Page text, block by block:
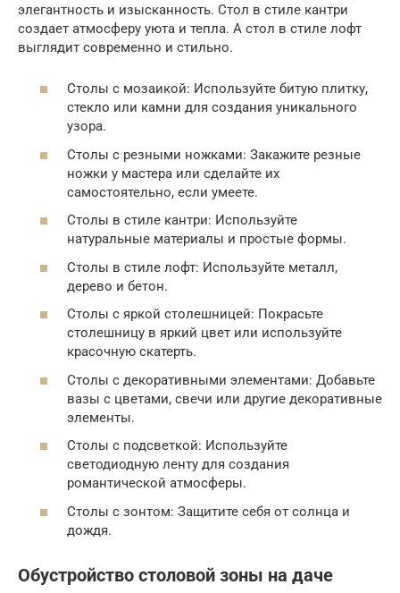
элегантность и изысканность. Стол в стиле кантри
создает атмосферу уюта и тепла. А стол в стиле лофт
выглядит современно и стильно.
Столы с мозаикой: Используйте битую плитку,
стекло или камни для создания уникального
узора.
Столы с резными ножками: Закажите резные
ножки у мастера или сделайте их
самостоятельно, если умеете.
Столы в стиле кантри: Используйте
натуральные материалы и простые формы.
Столы в стиле лофт: Используйте металл,
дерево и бетон.
Столы с яркой столешницей: Покрасьте
столешницу в яркий цвет или используйте
красочную скатерть.
Столы с декоративными элементами: Добавьте
вазы с цветами, свечи или другие декоративные
элементы.
Столы с подсветкой: Используйте
светодиодную ленту для создания
романтической атмосферы.
Столы с зонтом: Защитите себя от солнца и
дождя.
Обустройство столовой зоны на даче